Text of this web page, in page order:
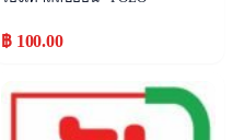
฿ 100.00
Popular